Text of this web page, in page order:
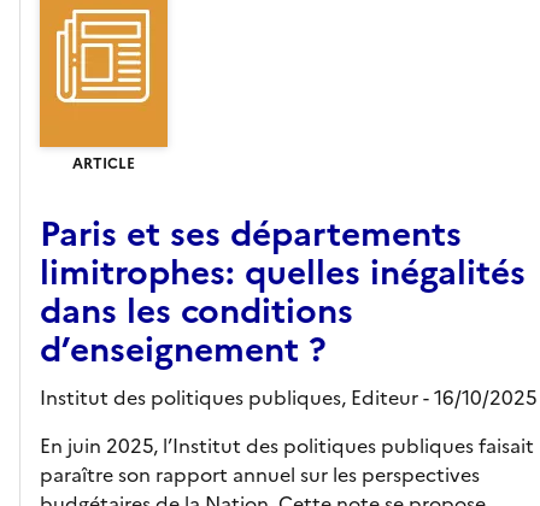
ARTICLE
Paris et ses départements
limitrophes: quelles inégalités
dans les conditions
d’enseignement ?
Institut des politiques publiques, Editeur- 16/10/2025
En juin 2025, l’Institut des politiques publiques faisait
paraître son rapport annuel sur les perspectives